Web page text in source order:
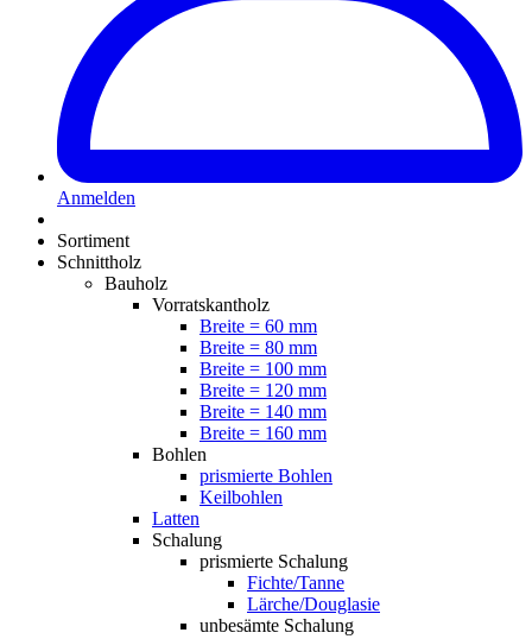
Anmelden
Sortiment
Schnittholz
Bauholz
Vorratskantholz
Breite = 60 mm
Breite = 80 mm
Breite = 100 mm
Breite = 120 mm
Breite = 140 mm
Breite = 160 mm
Bohlen
prismierte Bohlen
Keilbohlen
Latten
Schalung
prismierte Schalung
Fichte/Tanne
Lärche/Douglasie
unbesämte Schalung